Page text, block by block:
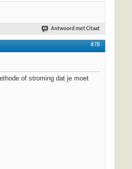
Antwoord met Citaat
#78
of stroming dat je moet